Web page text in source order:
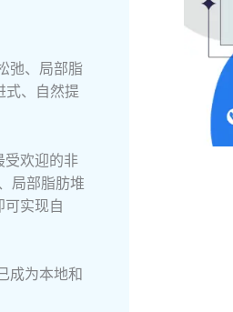
弛、局部脂
式、自然提
受欢迎的非
局部脂肪堆
实现自
成为本地和